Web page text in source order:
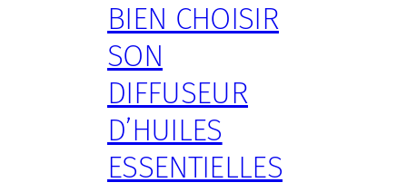
BIEN CHOISIR
SON
DIFFUSEUR
D’HUILES
ESSENTIELLES